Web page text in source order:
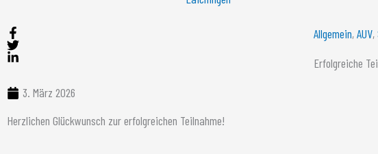
Allgemein,AUV,
Erfolgreiche
3. März 2026
Herzlichen Glückwunsch zur erfolgreichen Teilnahme!